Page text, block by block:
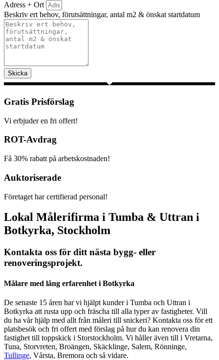
Adress + Ort
Beskriv ert behov, förutsättningar, antal m2 & önskat startdatum
Skicka
Gratis Prisförslag
Vi erbjuder en fri offert!
ROT-Avdrag
Få 30% rabatt på arbetskostnaden!
Auktoriserade
Företaget har certifierad personal!
Lokal Målerifirma i Tumba & Uttran i
Botkyrka, Stockholm
Kontakta oss för ditt nästa bygg- eller
renoveringsprojekt.
Målare med lång erfarenhet i Botkyrka
De senaste 15 åren har vi hjälpt kunder i Tumba och Uttran i
Botkyrka att rusta upp och fräscha till alla typer av fastigheter. Vill
du ha vår hjälp med allt från måleri till snickeri? Kontakta oss för ett
platsbesök och fri offert med förslag på hur du kan renovera din
fastighet till toppskick i Storstockholm. Vi håller även till i Vretarna,
Tuna, Storvreten, Broängen, Skäcklinge, Salem, Rönninge,
Tullinge, Vårsta, Bremora och så vidare.